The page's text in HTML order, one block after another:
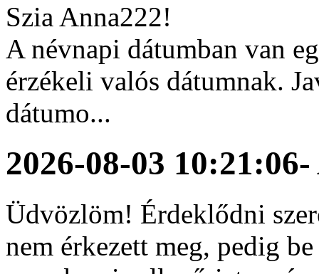
Szia Anna222!
A névnapi dátumban van
érzékeli valós dátumnak.
dátumo...
2026-08-03 10:21:06-
Üdvözlöm! Érdeklődni
nem érkezett meg, pedig